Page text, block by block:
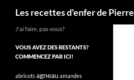
Les recettes d'enfer de Pierre
J'ai faim, pas vous?
VOUS AVEZ DES RESTANTS?
COMMENCEZ PAR ICI!
abricotsagneau amandes